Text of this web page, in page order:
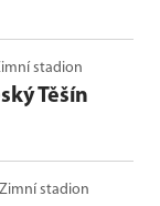
stadion
Těšín
Zimní stadion